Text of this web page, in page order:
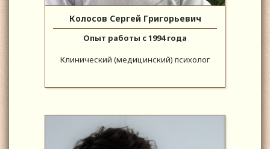
Колосов Сергей Григорьевич
Опыт работы с 1994 года
Клинический (медицинский) психолог